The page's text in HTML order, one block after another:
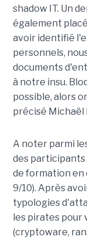
shadow IT. Un
également
avoir identifié
personnels,
documents
à notre insu.
possible, alors
précisé Michaël
A noter parmi
des participants
de formation
9/10). Après
typologies
les pirates pour
(cryptoware,